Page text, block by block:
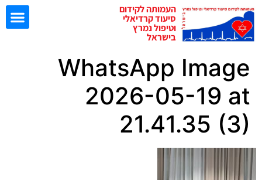
העמותה לקידום
סיעוד קרדיאלי
וטיפול נמרץ
בישראל
WhatsApp Image
2026-05-19 at
21.41.35 (3)